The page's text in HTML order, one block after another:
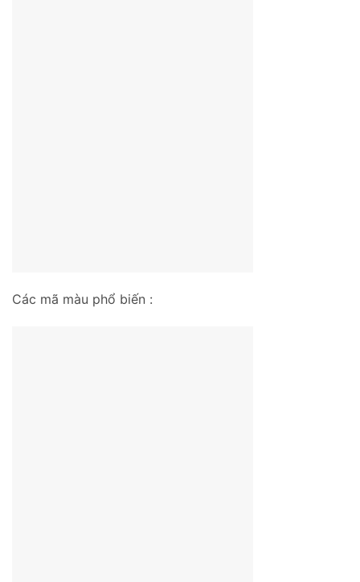
Các mã màu phổ biến :